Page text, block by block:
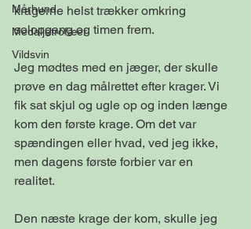
Mårhund
Medaljetrofæer
Vildsvin
kragerne helst trækker omkring
solopgang og timen frem.
Jeg mødtes med en jæger, der skulle
prøve en dag målrettet efter krager. Vi
fik sat skjul og ugle op og inden længe
kom den første krage. Om det var
spændingen eller hvad, ved jeg ikke,
men dagens første forbier var en
realitet.
Den næste krage der kom, skulle jeg